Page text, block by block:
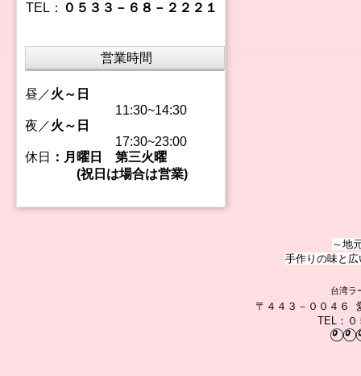
TEL： ０５３３－６８－２２２１
営業時間
昼／火～日
11:30~14:30
夜／火～日
17:30~23:00
休日
：月曜日 第三火曜
(祝日は場合は営業)
～地
手作りの味と
台湾ラ
〒４４３－００４６
TEL：０